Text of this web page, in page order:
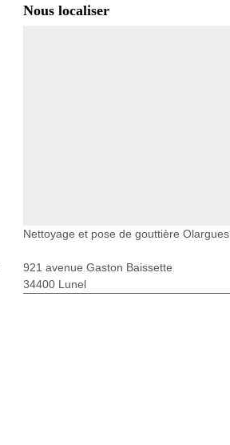
Nous localiser
Nettoyage et pose de gouttière Olargues
921 avenue Gaston Baissette
34400 Lunel